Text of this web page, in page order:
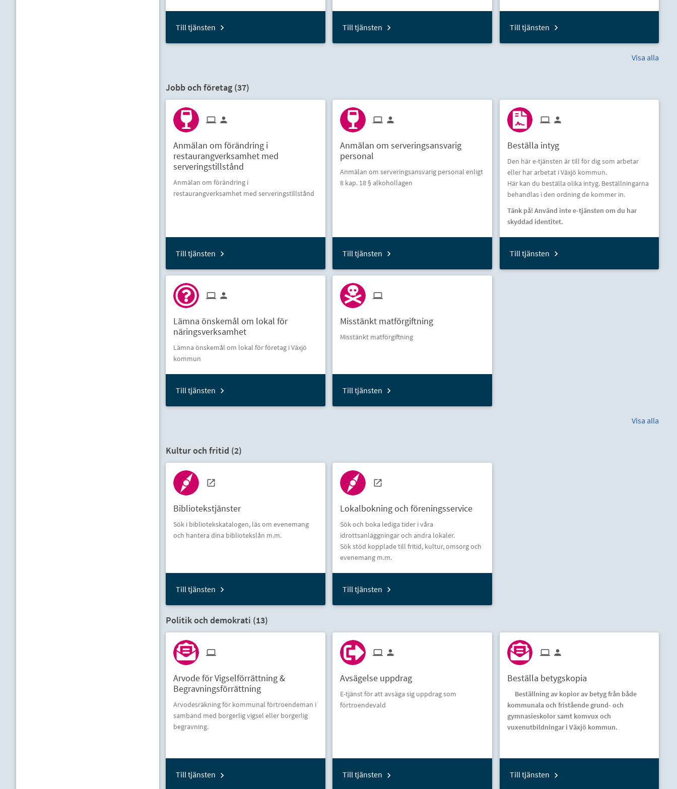
Till tjänsten Till tjänsten Till tjänsten
Visa alla
Jobb och företag (37)
Anmälan om förändring i
restaurangverksamhet med
serveringstillstånd
Anmälan om förändring i
restaurangverksamhet med serveringstillstånd
Till tjänsten
Anmälan om serveringsansvarig
personal
Anmälan om serveringsansvarig personal enligt
8 kap. 18 § alkohollagen
Till tjänsten
Beställa intyg
Den här e-tjänsten är till för dig som arbetar
eller har arbetat i Växjö kommun.
Här kan du beställa olika intyg. Beställningarna
behandlas i den ordning de kommer in.
Tänk på! Använd inte e-tjänsten om du har
skyddad identitet.
Till tjänsten
Lämna önskemål om lokal för
näringsverksamhet
Lämna önskemål om lokal för företag i Växjö
kommun
Till tjänsten
Misstänkt matförgiftning
Misstänkt matförgiftning
Till tjänsten
Visa alla
Kultur och fritid (2)
Bibliotekstjänster
Sök i bibliotekskatalogen, läs om evenemang
och hantera dina bibliotekslån m.m.
Till tjänsten
Lokalbokning och föreningsservice
Sök och boka lediga tider i våra
idrottsanläggningar och andra lokaler.
Sök stöd kopplade till fritid, kultur, omsorg och
evenemang m.m.
Till tjänsten
Politik och demokrati (13)
Arvode för Vigselförrättning &
Begravningsförrättning
Arvodesräkning för kommunal förtroendeman i
samband med borgerlig vigsel eller borgerlig
begravning.
Till tjänsten
Avsägelse uppdrag
E-tjänst för att avsäga sig uppdrag som
förtroendevald
Till tjänsten
Beställa betygskopia
Beställning av kopior av betyg från både
kommunala och fristående grund- och
gymnasieskolor samt komvux och
vuxenutbildningar i Växjö kommun.
Till tjänsten